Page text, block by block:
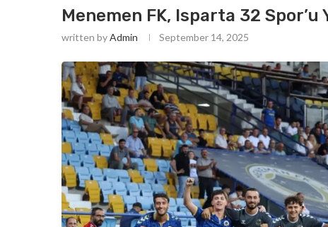
Menemen FK, Isparta 32
written byAdmin September 14, 2025